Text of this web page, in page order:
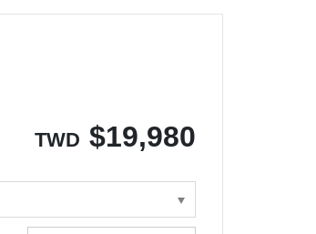
TWD $19,980